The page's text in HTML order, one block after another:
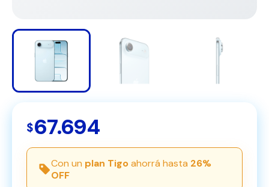
$67.694
Con un plan Tigoahorrá hasta 26%
OFF